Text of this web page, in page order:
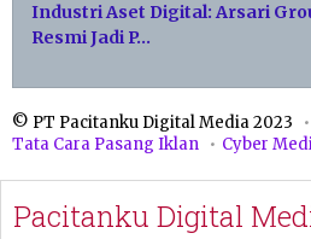
Industri Aset Digital: Arsari
Resmi Jadi P…
© PT Pacitanku Digital Media 2023
Tata Cara Pasang Iklan
Cyber
Pacitanku Digital